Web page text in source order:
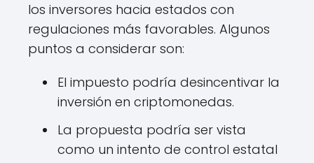
los inversores hacia estados con
regulaciones más favorables. Algunos
puntos a considerar son:
El impuesto podría desincentivar la
inversión en criptomonedas.
La propuesta podría ser vista
como un intento de control estatal